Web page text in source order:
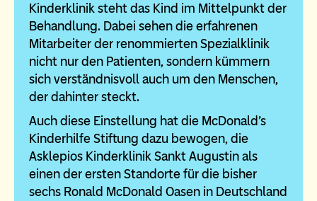
Kinderklinik steht das Kind im Mittelpunkt der
Behandlung. Dabei sehen die erfahrenen
Mitarbeiter der renommierten Spezialklinik
nicht nur den Patienten, sondern kümmern
sich verständnisvoll auch um den Menschen,
der dahinter steckt.
Auch diese Einstellung hat die McDonald’s
Kinderhilfe Stiftung dazu bewogen, die
Asklepios Kinderklinik Sankt Augustin als
einen der ersten Standorte für die bisher
sechs Ronald McDonald Oasen in Deutschland